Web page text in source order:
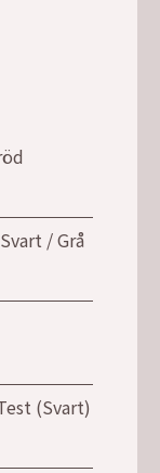
/ Grå
(Svart)